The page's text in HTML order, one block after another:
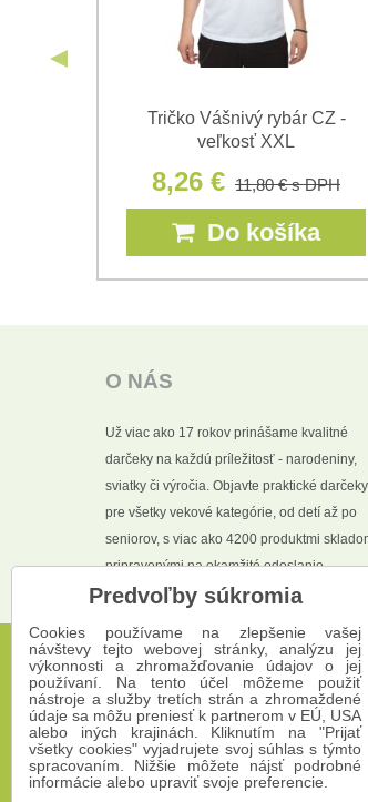
Tričko Vášnivý rybár CZ -
veľkosť XXL
8,26 € 11,80 €s DPH
Do košíka
O NÁS
Už viac ako 17 rokov prinášame kvalitné
darčeky na každú príležitosť - narodeniny,
sviatky či výročia. Objavte praktické darčeky
pre všetky vekové kategórie, od detí až po
seniorov, s viac ako 4200 produktmi
pripravenými na okamžité odoslanie.
Predvoľby súkromia
Cookies používame na zlepšenie vašej
návštevy tejto webovej stránky, analýzu jej
výkonnosti a zhromažďovanie údajov o jej
používaní. Na tento účel môžeme použiť
nástroje a služby tretích strán a zhromaždené
údaje sa môžu preniesť k partnerom v EÚ, USA
alebo iných krajinách. Kliknutím na "Prijať
všetky cookies" vyjadrujete svoj súhlas s týmto
spracovaním. Nižšie môžete nájsť podrobné
informácie alebo upraviť svoje preferencie.